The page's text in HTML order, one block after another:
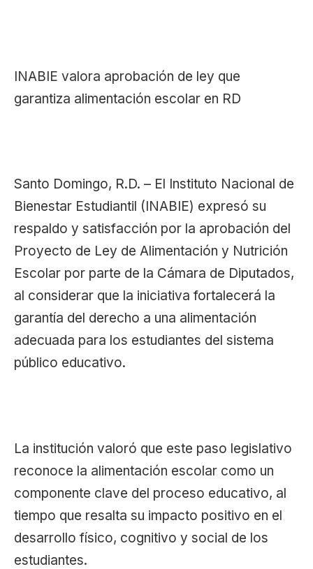
INABIE valora aprobación de ley que
garantiza alimentación escolar en RD
Santo Domingo, R.D. – El Instituto Nacional de
Bienestar Estudiantil (INABIE) expresó su
respaldo y satisfacción por la aprobación del
Proyecto de Ley de Alimentación y Nutrición
Escolar por parte de la Cámara de Diputados,
al considerar que la iniciativa fortalecerá la
garantía del derecho a una alimentación
adecuada para los estudiantes del sistema
público educativo.
La institución valoró que este paso legislativo
reconoce la alimentación escolar como un
componente clave del proceso educativo, al
tiempo que resalta su impacto positivo en el
desarrollo físico, cognitivo y social de los
estudiantes.